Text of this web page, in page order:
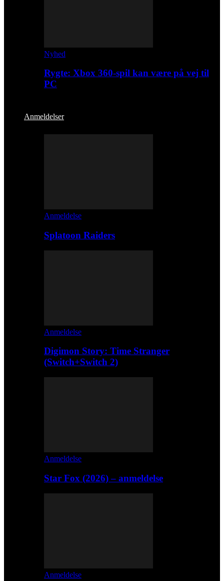
Nyhed
Rygte: Xbox 360-spil kan være på vej til
PC
Anmeldelser
Anmeldelse
Splatoon Raiders
Anmeldelse
Digimon Story: Time Stranger
(Switch+Switch 2)
Anmeldelse
Star Fox (2026) – anmeldelse
Anmeldelse